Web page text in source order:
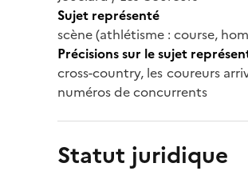
Sujet représenté
scène (athlétisme : course,
Précisions sur le sujet
cross-country, les coureurs
numéros de concurrents
Statut juridique